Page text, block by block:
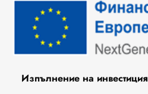
Изпълнение на